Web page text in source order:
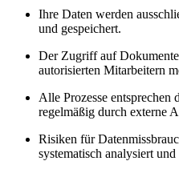
Ihre Daten werden
und gespeichert.
Der Zugriff auf
autorisierten Mitarbeitern
Alle Prozesse
regelmäßig durch externe
Risiken für
systematisch analysiert